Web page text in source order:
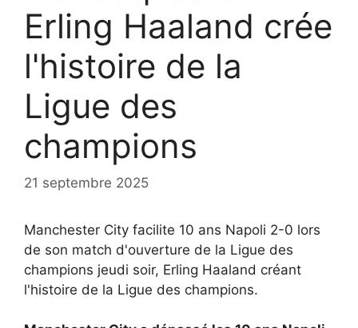
Erling Haaland crée
l'histoire de la
Ligue des
champions
21 septembre 2025
Manchester City facilite 10 ans Napoli 2-0 lors
de son match d'ouverture de la Ligue des
champions jeudi soir, Erling Haaland créant
l'histoire de la Ligue des champions.